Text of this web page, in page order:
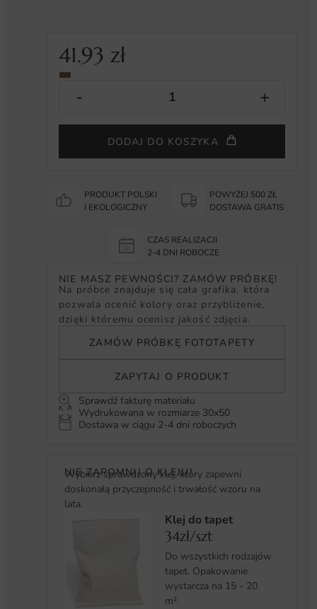
41.93zł
DODAJ DO KOSZYKA
PRODUKT POLSKI
I EKOLOGICZNY
POWYŻEJ 500 ZŁ
DOSTAWA GRATIS
CZAS REALIZACJI
2-4 DNI ROBOCZE
NIE MASZ PEWNOŚCI? ZAMÓW PRÓBKĘ!
Na próbce znajduje się cała grafika, która
pozwala ocenić kolory oraz przybliżenie,
dzięki któremu ocenisz jakość zdjęcia.
ZAMÓW PRÓBKĘ FOTOTAPETY
ZAPYTAJ O PRODUKT
Sprawdź fakturę materiału
Wydrukowana w rozmiarze 30x50
Dostawa w ciągu 2-4 dni roboczych
NIE ZAPOMNIJ O KLEJU!
Wybierz sprawdzony klej, który zapewni
doskonałą przyczepność i trwałość wzoru na
lata.
Klej do tapet
34zł/szt
Do wszystkich rodzajów
tapet. Opakowanie
wystarcza na 15 - 20
m².